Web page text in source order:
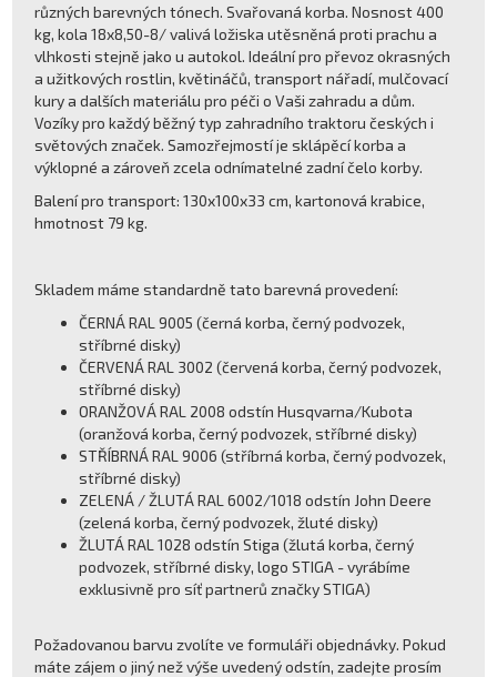
různých barevných tónech. Svařovaná korba. Nosnost 400
kg, kola 18x8,50-8/ valivá ložiska utěsněná proti prachu a
vlhkosti stejně jako u autokol. Ideální pro převoz okrasných
a užitkových rostlin, květináčů, transport nářadí, mulčovací
kury a dalších materiálu pro péči o Vaši zahradu a dům.
Vozíky pro každý běžný typ zahradního traktoru českých i
světových značek. Samozřejmostí je sklápěcí korba a
výklopné a zároveň zcela odnímatelné zadní čelo korby.
Balení pro transport: 130x100x33 cm, kartonová krabice,
hmotnost 79 kg.
Skladem máme standardně tato barevná provedení:
ČERNÁ RAL 9005 (černá korba, černý podvozek,
stříbrné disky)
ČERVENÁ RAL 3002 (červená korba, černý podvozek,
stříbrné disky)
ORANŽOVÁ RAL 2008 odstín Husqvarna/Kubota
(oranžová korba, černý podvozek, stříbrné disky)
STŘÍBRNÁ RAL 9006 (stříbrná korba, černý podvozek,
stříbrné disky)
ZELENÁ / ŽLUTÁ RAL 6002/1018 odstín John Deere
(zelená korba, černý podvozek, žluté disky)
ŽLUTÁ RAL 1028 odstín Stiga (žlutá korba, černý
podvozek, stříbrné disky, logo STIGA - vyrábíme
exklusivně pro síť partnerů značky STIGA)
Požadovanou barvu zvolíte ve formuláři objednávky. Pokud
máte zájem o jiný než výše uvedený odstín, zadejte prosím